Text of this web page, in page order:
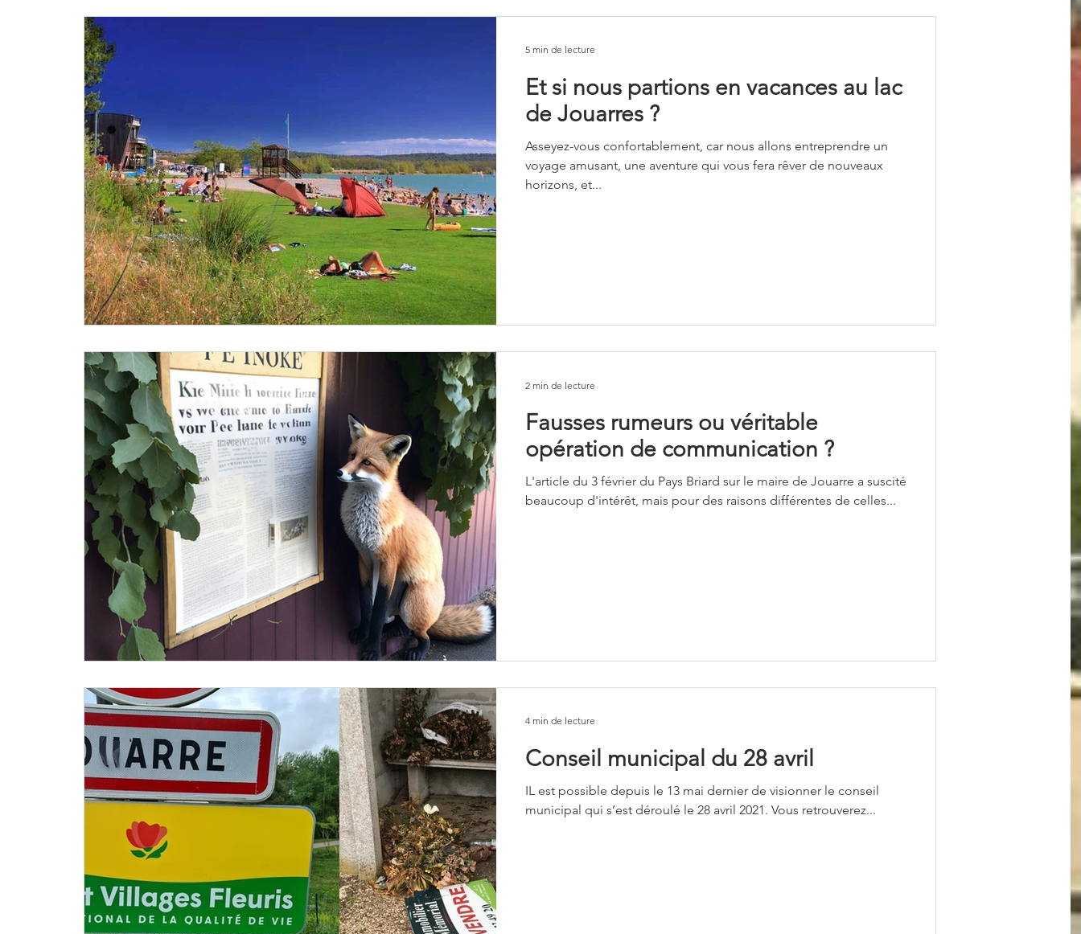
Et si nous partions en vacances au lac
de Jouarres ?
Asseyez-vous confortablement, car nous allons entreprendre un
voyage amusant, une aventure qui vous fera rêver de nouveaux
horizons, et...
5 min de lecture
Fausses rumeurs ou véritable
opération de communication ?
L'article du 3 février du Pays Briard sur le maire de Jouarre a suscité
beaucoup d'intérêt, mais pour des raisons différentes de celles...
2 min de lecture
Conseil municipal du 28 avril
IL est possible depuis le 13 mai dernier de visionner le conseil
municipal qui s’est déroulé le 28 avril 2021. Vous retrouverez...
4 min de lecture